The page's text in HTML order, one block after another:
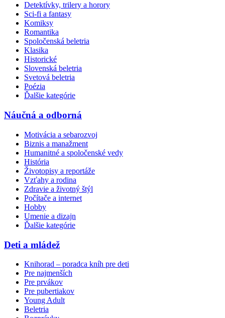
Detektívky, trilery a horory
Sci-fi a fantasy
Komiksy
Romantika
Spoločenská beletria
Klasika
Historické
Slovenská beletria
Svetová beletria
Poézia
Ďalšie kategórie
Náučná a odborná
Motivácia a sebarozvoj
Biznis a manažment
Humanitné a spoločenské vedy
História
Životopisy a reportáže
Vzťahy a rodina
Zdravie a životný štýl
Počítače a internet
Hobby
Umenie a dizajn
Ďalšie kategórie
Deti a mládež
Knihorad – poradca kníh pre deti
Pre najmenších
Pre prvákov
Pre pubertiakov
Young Adult
Beletria